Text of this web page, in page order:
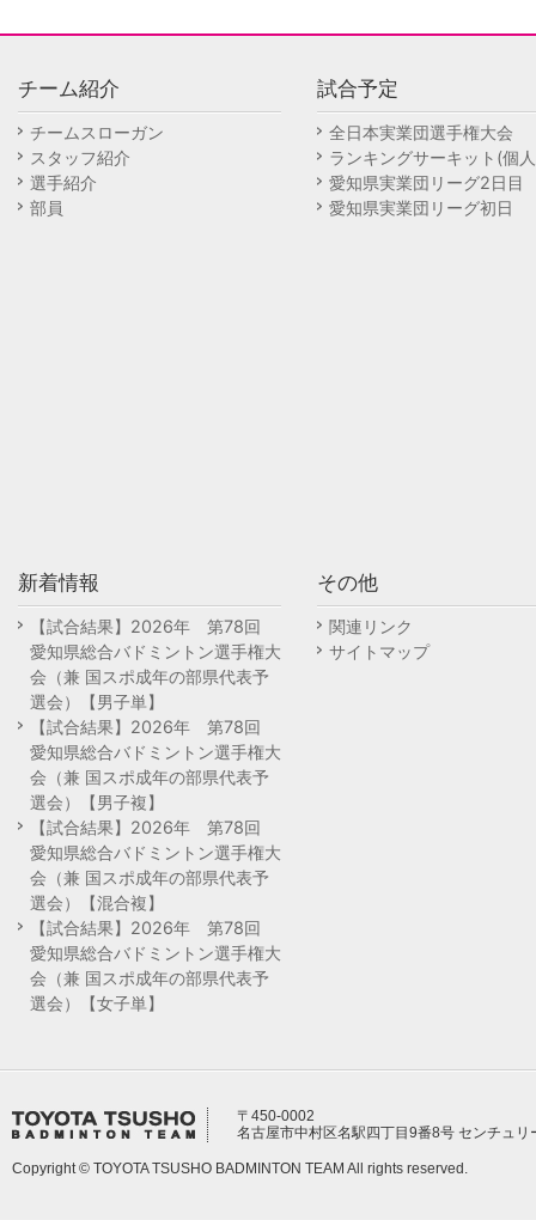
チーム紹介
チームスローガン
スタッフ紹介
選手紹介
部員
試合予定
全日本実業団選手権大会
ランキングサーキット(個
愛知県実業団リーグ2日目
愛知県実業団リーグ初日
新着情報
【試合結果】2026年 第78回
愛知県総合バドミントン選手権大
会（兼 国スポ成年の部県代表予
選会）【男子単】
【試合結果】2026年 第78回
愛知県総合バドミントン選手権大
会（兼 国スポ成年の部県代表予
選会）【男子複】
【試合結果】2026年 第78回
愛知県総合バドミントン選手権大
会（兼 国スポ成年の部県代表予
選会）【混合複】
【試合結果】2026年 第78回
愛知県総合バドミントン選手権大
会（兼 国スポ成年の部県代表予
選会）【女子単】
その他
関連リンク
サイトマップ
〒450-0002
名古屋市中村区名駅四丁目9番8号 センチュリ
Copyright © TOYOTA TSUSHO BADMINTON TEAM All rights reserved.